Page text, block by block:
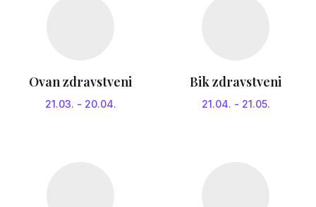
Ovan zdravstveni
21.03. - 20.04.
Bik zdravstveni
21.04. - 21.05.